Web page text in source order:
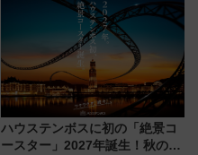
饅」、オムライス専門店「肉と
たまご」新グルメ続々登場！
【2026年8月】
ハウステンボスに初の「絶景コ
ースター」2027年誕生！秋の